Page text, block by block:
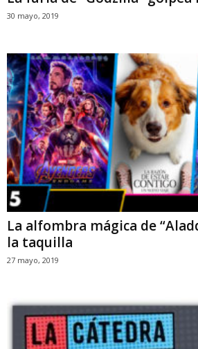
30 mayo, 2019
La alfombra mágica de
la taquilla
27 mayo, 2019